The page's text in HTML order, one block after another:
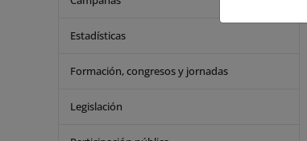
Estadísticas
Formación, congresos y jornadas
Legislación